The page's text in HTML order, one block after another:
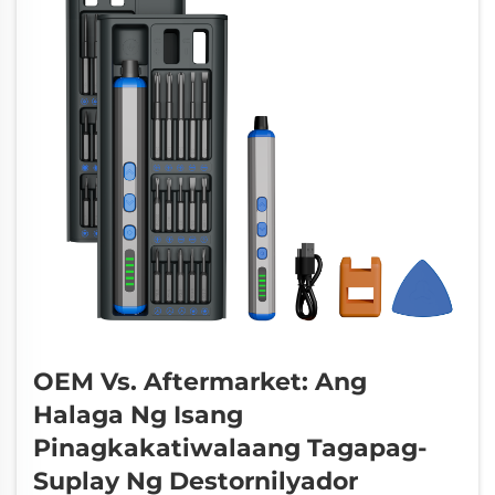
OEM Vs. Aftermarket: Ang
Halaga Ng Isang
Pinagkakatiwalaang Tagapag-
Suplay Ng Destornilyador